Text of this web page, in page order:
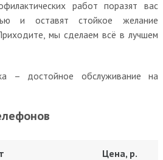
работ поразят вас
и оставят стойкое желание
мы сделаем всё в лучшем
– достойное обслуживание на
Цена, р.